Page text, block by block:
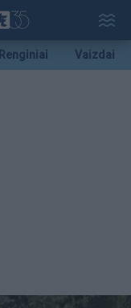
Renginiai Vaizdai